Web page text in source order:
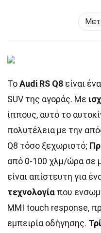
ΤοAudi RS Q8 είναι
SUV της αγοράς. Με
ίππους, αυτό το
πολυτέλεια με την
Q8 τόσο ξεχωριστό;
από 0-100 χλμ/ώρα σε
είναι απίστευτη για
τεχνολογία που
MMI touch response,
εμπειρία οδήγησης.